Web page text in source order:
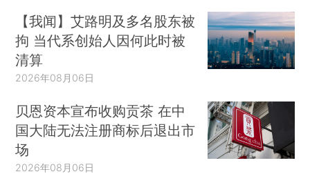
【我闻】艾路明及多名股东被
拘 当代系创始人因何此时被
清算
2026年08月06日
贝恩资本宣布收购贡茶 在中
国大陆无法注册商标后退出市
场
2026年08月06日